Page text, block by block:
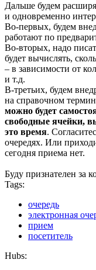
Дальше будем
и одновременно
Во-первых, будем
работают по
Во-вторых, надо
будет вычислять,
– в зависимости от
и т.д.
В-третьих, будем
на справочном
можно будет
свободные ячейки,
это время.
очередях. Или
сегодня приема нет.
Буду признателен за
Tags:
очередь
электронная
прием
посетитель
Hubs: